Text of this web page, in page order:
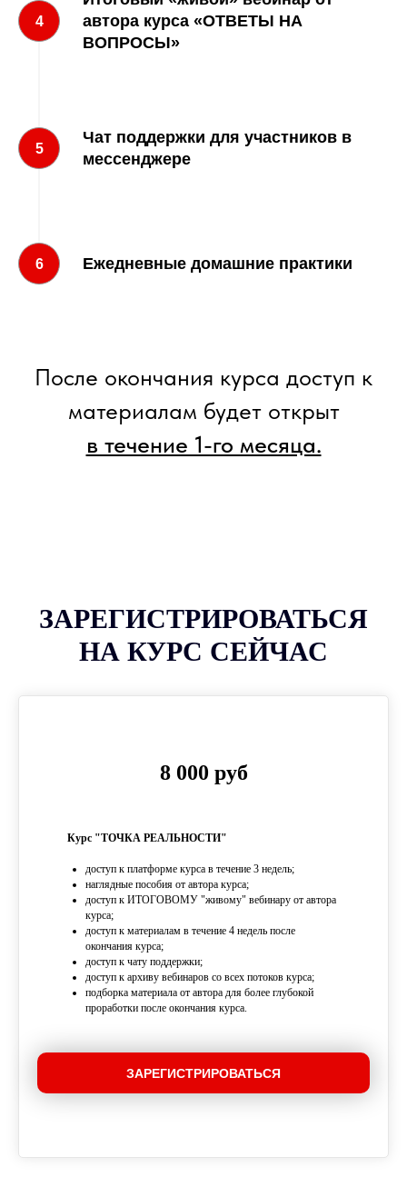
4
автора курса «ОТВЕТЫ НА
ВОПРОСЫ»
5
Чат поддержки для участников в
мессенджере
6 Ежедневные домашние практики
После окончания курса доступ к
материалам будет открыт
в течение 1-го месяца.
ЗАРЕГИСТРИРОВАТЬСЯ
НА КУРС СЕЙЧАС
8 000 руб
Курс "ТОЧКА РЕАЛЬНОСТИ"
доступ к платформе курса в течение 3 недель;
наглядные пособия от автора курса;
доступ к ИТОГОВОМУ "живому" вебинару от автора
курса;
доступ к материалам в течение 4 недель после
окончания курса;
доступ к чату поддержки;
доступ к архиву вебинаров со всех потоков курса;
подборка материала от автора для более глубокой
проработки после окончания курса.
ЗАРЕГИСТРИРОВАТЬСЯ
INSTAGRAM
СОТРУДНИЧЕСТВО
ПОДХОДЕ
ПРОДУКТЫ